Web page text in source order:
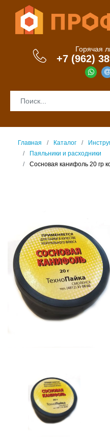
Горячая
+7 (962)
Главная Каталог
Паяльники и расходники
Сосновая канифоль 20 гр